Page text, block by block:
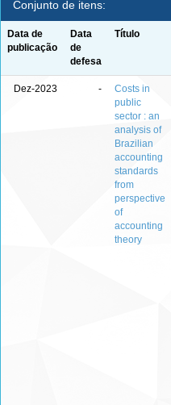
Conjunto de itens:
Data de
publicação
Data
de
defesa
Título
Dez-2023 -
Costs in
public
sector : an
analysis of
Brazilian
accounting
standards
from
perspective
of
accounting
theory